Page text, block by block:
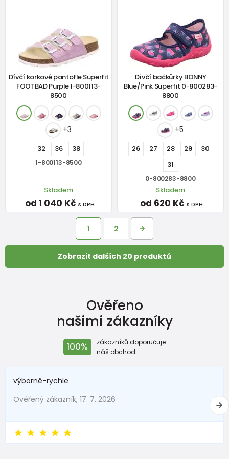
Dívčí korkové pantofle Superfit
FOOTBAD Purple 1-800113-
8500
+3
32 36 38
1-800113-8500
Skladem
od 1 040 Kč s DPH
Dívčí bačkůrky BONNY
Blue/Pink Superfit 0-800283-
8800
+5
26 27 28 29
30
31
0-800283-8800
Skladem
od 620 Kč s DPH
1 2
Zobrazit dalších 20 produktů
Ověřeno
našimi zákazníky
100%
zákazníků doporučuje
náš obchod
výborně-rychle
Ověřený zákazník, 17. 7. 2026